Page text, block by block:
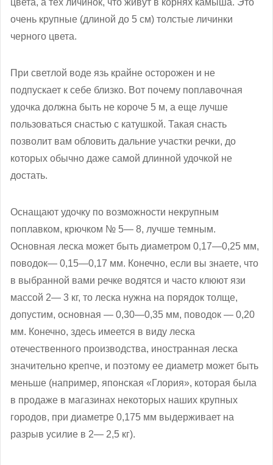
цвета, а тех личинок, что живут в корнях камыша. Это
очень крупные (длиной до 5 см) толстые личинки
черного цвета.
При светлой воде язь крайне осторожен и не
подпускает к себе близко. Вот почему поплавочная
удочка должна быть не короче 5 м, а еще лучше
пользоваться снастью с катушкой. Такая снасть
позволит вам обловить дальние участки речки, до
которых обычно даже самой длинной удочкой не
достать.
Оснащают удочку по возможности некрупным
поплавком, крючком № 5— 8, лучше темным.
Основная леска может быть диаметром 0,17—0,25 мм,
по­водок— 0,15—0,17 мм. Конечно, если вы знаете, что
в выбранной вами речке водятся и часто клюют язи
массой 2— 3 кг, то леска нужна на порядок толще,
допустим, основная — 0,30—0,35 мм, поводок — 0,20
мм. Конечно, здесь имеется в виду леска
отечественного производства, иностранная леска
значительно крепче, и поэтому ее диаметр может быть
меньше (например, японская «Глория», которая была
в продаже в магазинах некоторых наших крупных
городов, при диаметре 0,175 мм выдерживает на
разрыв усилие в 2— 2,5 кг).